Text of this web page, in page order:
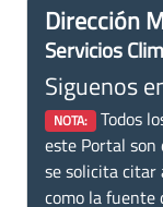
Dirección
Servicios
Siguenos
NOTA: Todos
este Portal son
se solicita citar
como la fuente